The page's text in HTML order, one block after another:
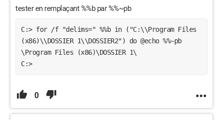
tester en remplaçant %%b par %%~pb
C:> for /f "delims=" %%b in ("C:\\Program Files
(x86)\\DOSSIER 1\\DOSSIER2") do @echo %%~pb
\Program Files (x86)\DOSSIER 1\
C:>
0